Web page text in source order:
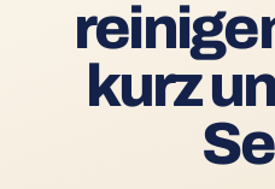
kurz